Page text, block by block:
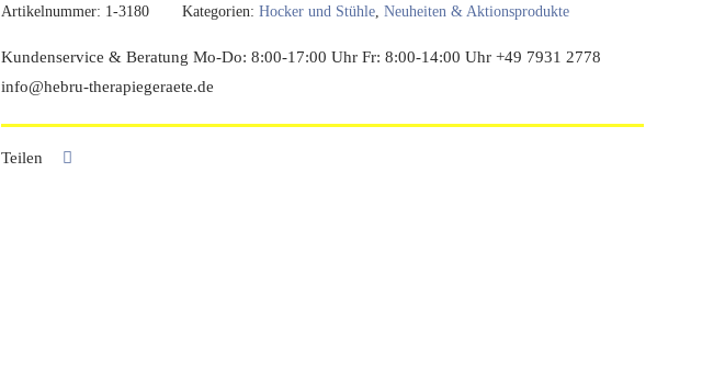
Artikelnummer: 1-3180 Kategorien: Hocker und Stühle, Neuheiten & Aktionsprodukte
Kundenservice & Beratung Mo-Do: 8:00-17:00 Uhr Fr: 8:00-14:00 Uhr +49 7931 2778
info@hebru-therapiegeraete.de
Teilen